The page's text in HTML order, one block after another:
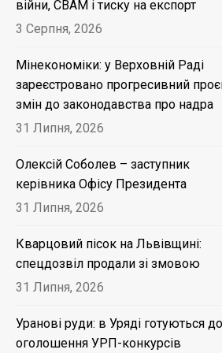
війни, CBAM і тиску на експорт
3 Серпня, 2026
Мінекономіки: у Верховній Раді
зареєстровано прогресивний
змін до законодавства про надра
31 Липня, 2026
Олексій Соболев – заступник
керівника Офісу Президента
31 Липня, 2026
Кварцовий пісок на Львівщині:
спецдозвіл продали зі змовою
31 Липня, 2026
Уранові руди: в Уряді готуються до
оголошення УРП-конкурсів